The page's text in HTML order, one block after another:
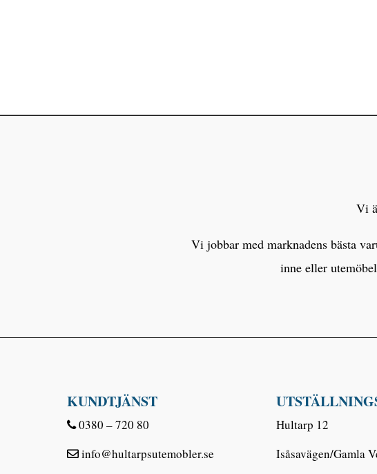
Vi
Vi jobbar med marknadens bästa
inne eller
KUNDTJÄNST
0380 – 720 80
info@hultarpsutemobler.se
Hultarp 12
Isåsavägen/Gamla